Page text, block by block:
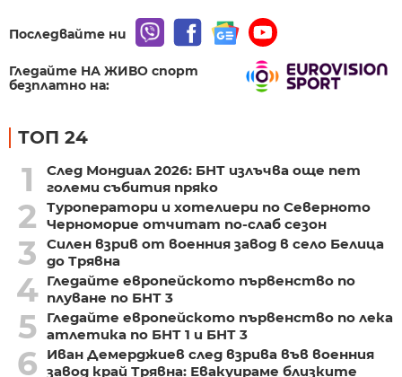
Последвайте ни
Гледайте НА ЖИВО спорт
безплатно на:
ТОП 24
1
След Мондиал 2026: БНТ излъчва още пет
големи събития пряко
2
Туроператори и хотелиери по Северното
Черноморие отчитат по-слаб сезон
3
Силен взрив от военния завод в село Белица
до Трявна
4 Гледайте европейското първенство по
плуване по БНТ 3
5
Гледайте европейското първенство по лека
атлетика по БНТ 1 и БНТ 3
6
Иван Демерджиев след взрива във военния
завод край Трявна: Евакуираме близките